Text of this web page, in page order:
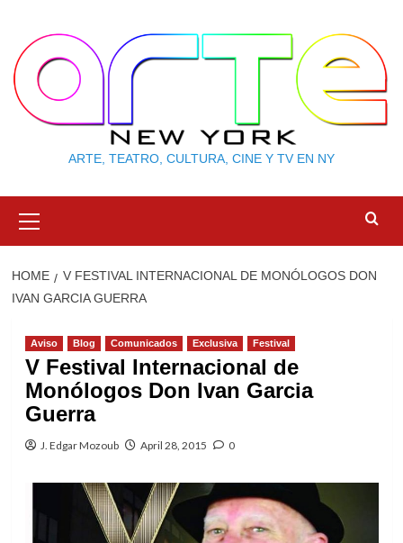
content
ARTE, TEATRO, CULTURA, CINE Y TV EN NY
Menu
HOME
V FESTIVAL INTERNACIONAL DE MONÓLOGOS DON
IVAN GARCIA GUERRA
Aviso Blog Comunicados Exclusiva Festival
V Festival Internacional de
Monólogos Don Ivan Garcia
Guerra
J. Edgar Mozoub April 28, 2015 0